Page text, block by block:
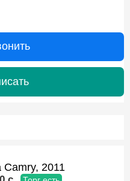
Camry, 2011